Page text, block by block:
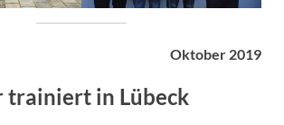
Oktober 2019
trainiert in Lübeck